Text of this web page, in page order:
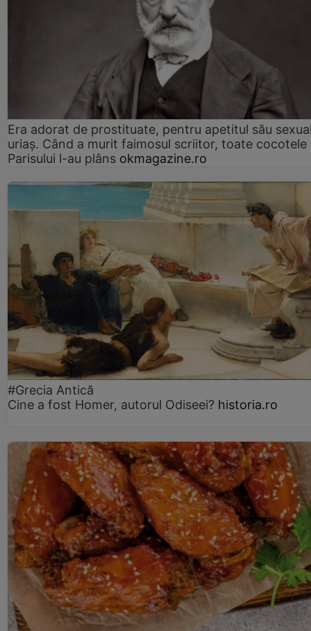
Era adorat de prostituate, pentru apetitul său
uriaș. Când a murit faimosul scriitor, toate cocotele
Parisului l-au plâns okmagazine.ro
#Grecia Antică
Cine a fost Homer, autorul Odiseei? historia.ro